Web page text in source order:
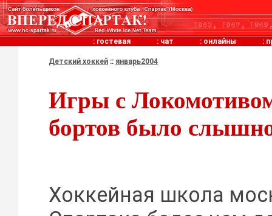
: гостевая : чат : онлайны :
Детский хоккей :: январь2004
Игры с
бортов было
Хоккейная школа